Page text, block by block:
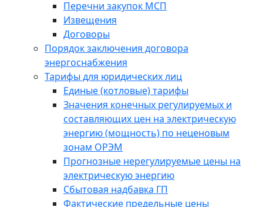
Перечни закупок МСП
Извещения
Договоры
Порядок заключения договора
энергоснабжения
Тарифы для юридических лиц
Единые (котловые) тарифы
Значения конечных регулируемых и
составляющих цен на электрическую
энергию (мощность) по неценовым
зонам ОРЭМ
Прогнозные нерегулируемые цены на
электрическую энергию
Сбытовая надбавка ГП
Фактические предельные цены